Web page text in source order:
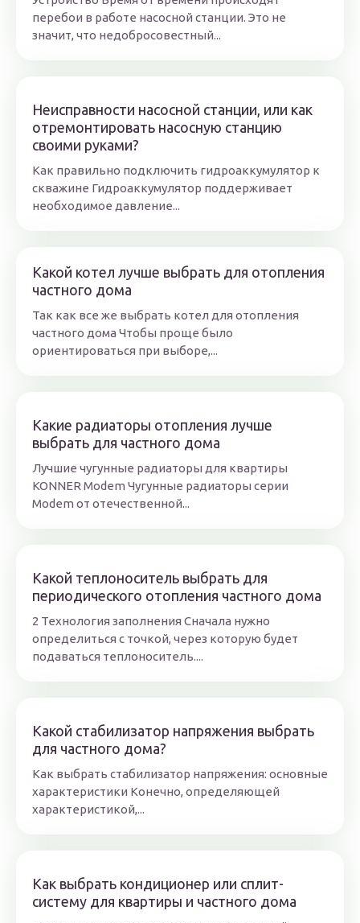
перебои в работе насосной станции. Это не
значит, что недобросовестный...
Неисправности насосной станции, или как
отремонтировать насосную станцию
своими руками?
Как правильно подключить гидроаккумулятор к
скважине Гидроаккумулятор поддерживает
необходимое давление...
Какой котел лучше выбрать для отопления
частного дома
Так как все же выбрать котел для отопления
частного дома Чтобы проще было
ориентироваться при выборе,...
Какие радиаторы отопления лучше
выбрать для частного дома
Лучшие чугунные радиаторы для квартиры
KONNER Modem Чугунные радиаторы серии
Modem от отечественной...
Какой теплоноситель выбрать для
периодического отопления частного дома
2 Технология заполнения Сначала нужно
определиться с точкой, через которую будет
подаваться теплоноситель....
Какой стабилизатор напряжения выбрать
для частного дома?
Как выбрать стабилизатор напряжения: основные
характеристики Конечно, определяющей
характеристикой,...
Как выбрать кондиционер или сплит-
систему для квартиры и частного дома